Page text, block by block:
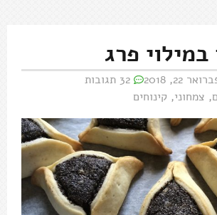
במילוי פרג
22, 2018
32 תגובות
, צמחוני, קינוחים